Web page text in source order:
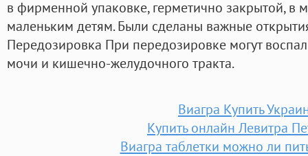
в фирменной упаковке, герметично закрытой, в
маленьким детям. Были сделаны важные
Передозировка При передозировке могут
мочи и кишечно-желудочного тракта.
Виагра Купить
Купить онлайн Левитра
Виагра таблетки можно ли